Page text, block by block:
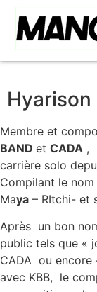
Hyarison
Membre et
BAND et CADA ,
carrière solo
Compilant le
Maya – RItchi- et
Après un bon
public tels que «
CADA ou encore
avec KBB, le